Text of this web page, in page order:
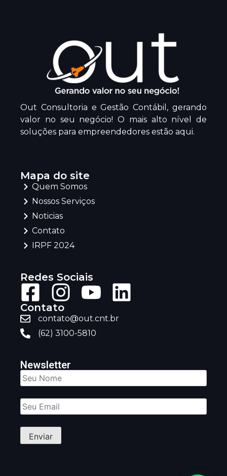
Out Consultoria e Gestão Contábil, gerando
valor no seu negócio! O mais alto nível de
soluções para empreendedores estão aqui.
Mapa do site
Quem Somos
Nossos Serviços
Noticias
Contato
IRPF 2024
Redes Sociais
Contato
contato@out.cnt.br
(62) 3100-5810
Newsletter